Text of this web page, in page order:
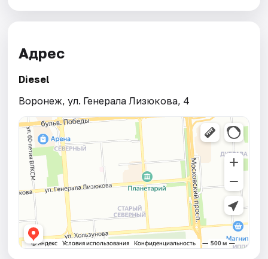
Адрес
Diesel
Воронеж, ул. Генерала Лизюкова, 4